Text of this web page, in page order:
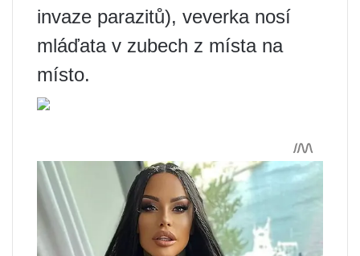
invaze parazitů), veverka nosí
mláďata v zubech z místa na
místo.